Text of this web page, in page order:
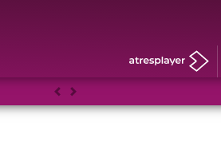
AnteriorSiguiente